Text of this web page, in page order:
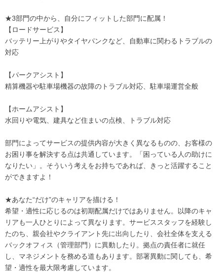
★3部門の中から、自分にフィットした部門に配属！
【ロードサービス】
バッテリー上がりやタイヤパンクなど、自動車に関わるトラブルの
対応
【パークアシスト】
精算機器や駐車場機器の故障のトラブル対応、駐車場運営全般
【ホームアシスト】
水回りや電気、建具など住まいの点検、トラブル対応
部門によってサービスの提供内容が大きく異なるものの、お客様の
お困り事を解決する点は共通しています。「困っている人の助けに
なりたい」。そういう考えをお持ちであれば、きっと活躍すること
ができますよ！
★あなた“だけ”のキャリアを描ける！
希望・適性に応じるのは初期配属だけではありません。以降のキャ
リアも一人ひとりによって異なります。サービススタッフを経験し
たのち、親会社やクライアント先に出向したり、会社全体を支える
バックオフィス（管理部門）に異動したり。拠点の責任者に就任
し、マネジメントを務める道もあります。部署異動に関しても、希
望・適性を最大限考慮しています。